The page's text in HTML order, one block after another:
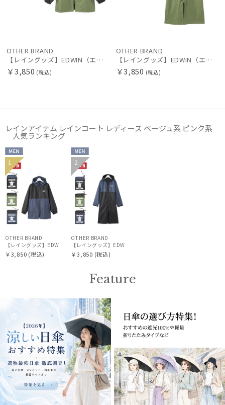
帽子
その他
販売状況
入荷状況
売上点数順
OTHER BRAND
【レイングッズ】EDWIN（エドウィン）レインパーカー バイカラー
￥3,850 (税込)
OTHER BRAND
【レイングッズ】EDWIN（エドウィン）レインコート バイカラー
￥3,850 (税込)
レインアイテム レインコート レディース ベージュ系 ピンク系
人気ランキング
MEN
1
OTHER BRAND
【レイングッズ】EDWIN（エドウィン）レインパーカー バイカラー
￥3,850 (税込)
MEN
2
OTHER BRAND
【レイングッズ】EDWIN（エドウィン）レインコート バイカ
￥3,850 (税込)
Feature